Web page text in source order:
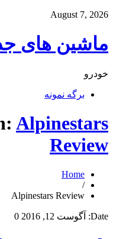
August 7, 2026
ماشین های
خودرو
برگه نمونه
Alpinestars
Review
Home
/
Alpinestars Review
Date: آگوست 12, 2016 0